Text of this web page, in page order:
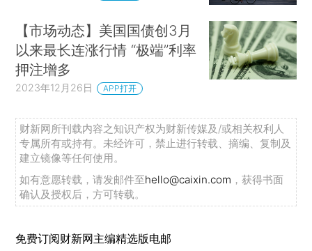
【市场动态】美国国债创3月
以来最长连涨行情 “极端”利率
押注增多
2023年12月26日 APP打开
财新网所刊载内容之知识产权为财新传媒及/或相关权利人
专属所有或持有。未经许可，禁止进行转载、摘编、复制及
建立镜像等任何使用。
如有意愿转载，请发邮件至hello@caixin.com ，获得书面
确认及授权后，方可转载。
免费订阅财新网主编精选版电邮